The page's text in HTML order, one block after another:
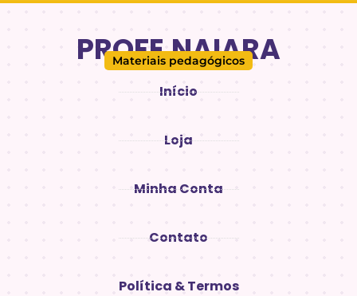
PROFE.NAIARA
Materiais pedagógicos
Início
Loja
Minha Conta
Contato
Política & Termos